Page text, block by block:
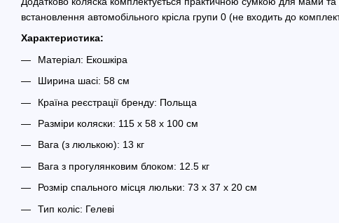
встановлення автомобільного крісла групи 0 (не входить до
Характеристика:
Матеріал: Екошкіра
Ширина шасі: 58 см
Країна реєстрації бренду: Польща
Разміри коляски: 115 х 58 х 100 см
Вага (з люлькою): 13 кг
Вага з прогулянковим блоком: 12.5 кг
Розмір спального місця люльки: 73 х 37 х 20 см
Тип коліс: Гелеві